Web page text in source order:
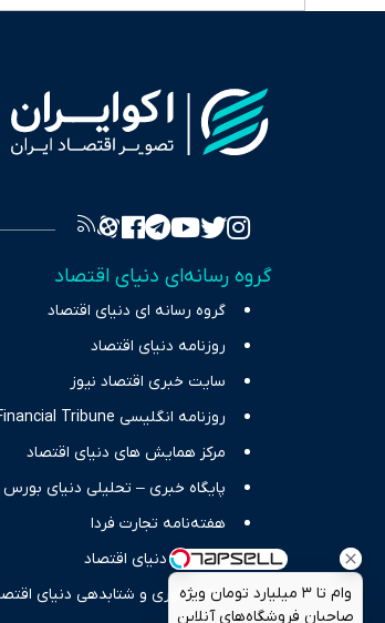
وام تا ۳ میلیارد تومان ویژه
صاحبان فروشگاه‌های آنلاین
گروه رسانه‌ای دنیای اقتصاد
گروه رسانه ای دنیای اقتصاد
روزنامه دنیای اقتصاد
سایت خبری اقتصاد نیوز
روزنامه انگلیسی Financial Tribune
مرکز همایش های دنیای اقتصاد
پایگاه خبری – تحلیلی دنیای بورس
هفته‌نامه تجارت فردا
انتشارات دنیای اقتصاد
مرکز نوآوری و شتابدهی دنیای